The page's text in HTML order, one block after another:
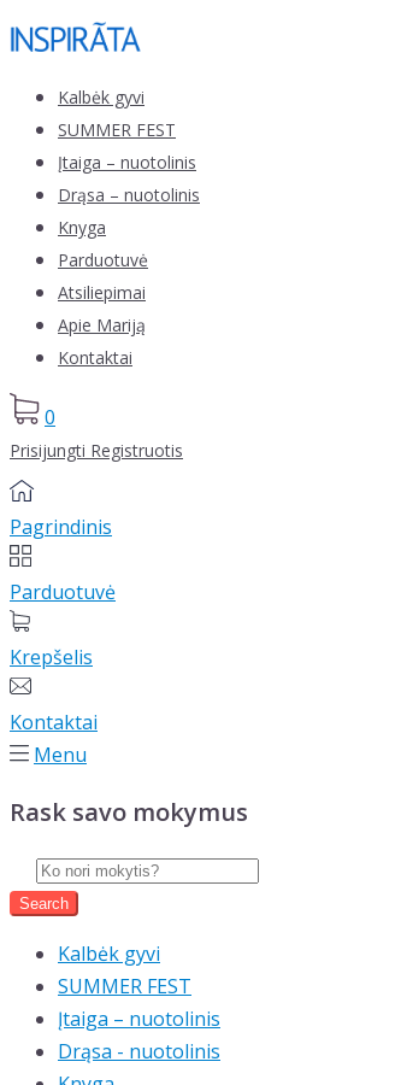
Skip
to
contentKalbėk gyvi
SUMMER FEST
Įtaiga – nuotolinis
Drąsa – nuotolinis
Knyga
Parduotuvė
Atsiliepimai
Apie Mariją
Kontaktai
0
Prisijungti Registruotis
Pagrindinis
Parduotuvė
Krepšelis
Kontaktai
Menu
Rask savo mokymus
Kalbėk gyvi
SUMMER FEST
Įtaiga – nuotolinis
Drąsa - nuotolinis